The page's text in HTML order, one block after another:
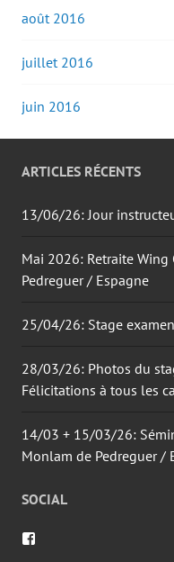
août 2016
juillet 2016
juin 2016
ARTICLES RÉCENTS
13/06/26: Jour
Mai 2026: Retraite
Pedreguer / Espagne
25/04/26: Stage
28/03/26: Photos du
Félicitations à tous les
14/03 + 15/03/26:
Monlam de Pedreguer /
SOCIAL